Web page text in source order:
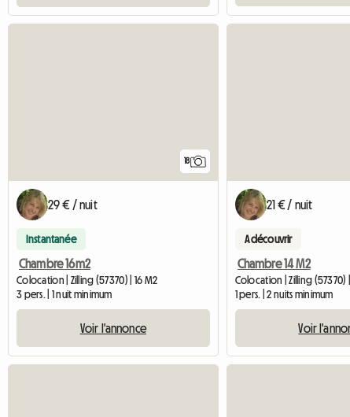
18
29 € / nuit
Instantanée
Chambre 16m2
Colocation | Zilling (57370) | 16 M2
3 pers. | 1 nuit minimum
Voir l'annonce
21 € / nuit
A découvrir
Chambre 14 M2
Colocation | Zilling (57370) |
1 pers. | 2 nuits minimum
Voir